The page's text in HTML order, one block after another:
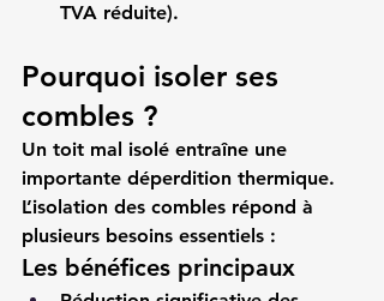
TVA réduite).
Pourquoi isoler ses
combles ?
Un toit mal isolé entraîne une
importante déperdition thermique.
L’isolation des combles répond à
plusieurs besoins essentiels :
Les bénéfices principaux